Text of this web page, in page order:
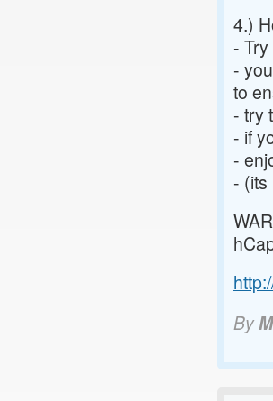
4.)
-
-
to
- try
- if
-
-
By